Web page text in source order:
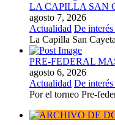
LA CAPILLA SAN
agosto 7, 2026
Actualidad De interés
La Capilla San
PRE-FEDERAL
agosto 6, 2026
Actualidad De interés
Por el torneo Pre-